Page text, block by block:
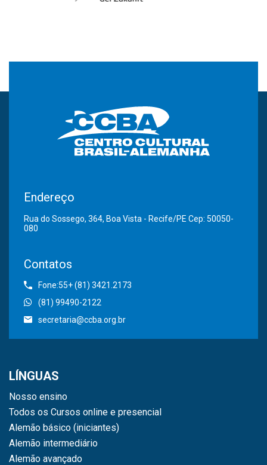
Endereço
Rua do Sossego, 364, Boa Vista - Recife/PE Cep: 50050-
080
Contatos
Fone:55+ (81) 3421.2173
(81) 99490-2122
secretaria@ccba.org.br
LÍNGUAS
Nosso ensino
Todos os Cursos online e presencial
Alemão básico (iniciantes)
Alemão intermediário
Alemão avançado